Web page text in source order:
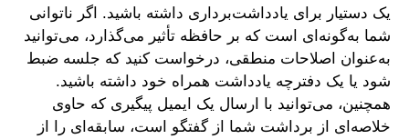
یک دستیار برای یادداشت‌برداری داشته باشید. اگر ناتوانی
شما به‌گونه‌ای است که بر حافظه تأثیر می‌گذارد، می‌توانید
به‌عنوان اصلاحات منطقی، درخواست کنید که جلسه ضبط
شود یا یک دفترچه یادداشت همراه خود داشته باشید.
همچنین، می‌توانید با ارسال یک ایمیل پیگیری که حاوی
خلاصه‌ای از برداشت شما از گفتگو است، سابقه‌ای را از